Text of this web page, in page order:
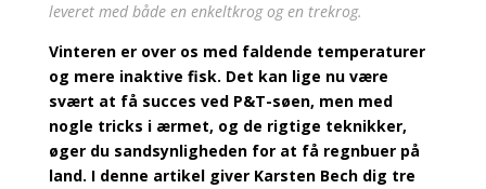
leveret med både en enkeltkrog og en trekrog.
Vinteren er over os med faldende temperaturer
og mere inaktive fisk. Det kan lige nu være
svært at få succes ved P&T-søen, men med
nogle tricks i ærmet, og de rigtige teknikker,
øger du sandsynligheden for at få regnbuer på
land. I denne artikel giver Karsten Bech dig tre